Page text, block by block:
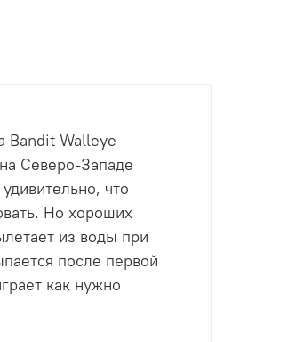
Bandit Walleye
Северо-Западе
что
Но хороших
из воды при
после первой
как нужно